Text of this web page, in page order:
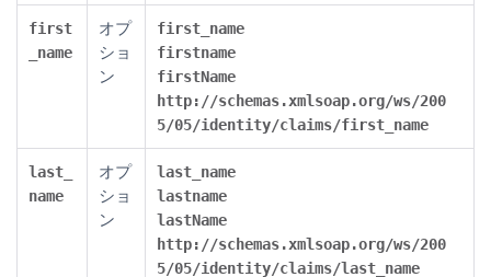
first
_name
オプ
ショ
ン
first_name
firstname
firstName
http://schemas.xmlsoap.org/ws/200
5/05/identity/claims/first_name
last_
name
オプ
ショ
ン
last_name
lastname
lastName
http://schemas.xmlsoap.org/ws/200
5/05/identity/claims/last_name